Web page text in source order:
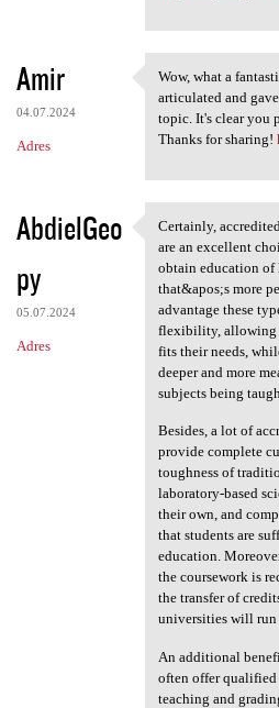
Amir
04.07.2024
Adres
Wow, what a
Wow, what a
articulated and
topic. It's clear you
Thanks for sharing!
AbdielGeo
py
05.07.2024
Adres
Certainly,
Certainly,
are an excellent
obtain education
that&apos;s more
advantage these
flexibility, allowing
fits their needs,
deeper and more
subjects being
Besides, a lot of
provide complete
toughness of
laboratory-based
their own, and
that students are
education.
the coursework is
the transfer of
universities will run
An additional
often offer qualified
teaching and